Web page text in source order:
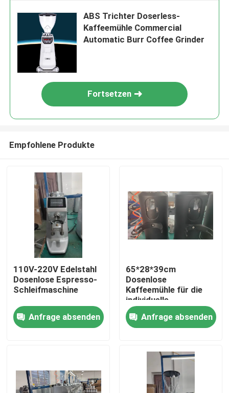
Haus
VR Show
ABS Trichter Doserless-
Kaffeemühle Commercial
Automatic Burr Coffee Grinder
Fortsetzen
Empfohlene Produkte
110V-220V Edelstahl
Dosenlose Espresso-
Schleifmaschine
Anfrage absenden
65*28*39cm
Dosenlose
Kaffeemühle für die
individuelle
Kaffeepulvermahlung
Anfrage absenden